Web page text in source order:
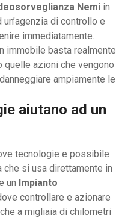
Nemi in
di controllo e
immediatamente.
immobile basta realmente
azioni che vengono
ampiamente le
aiutano ad un
tecnologie e possibile
si usa direttamente in
un Impianto
controllare e azionare
a migliaia di chilometri